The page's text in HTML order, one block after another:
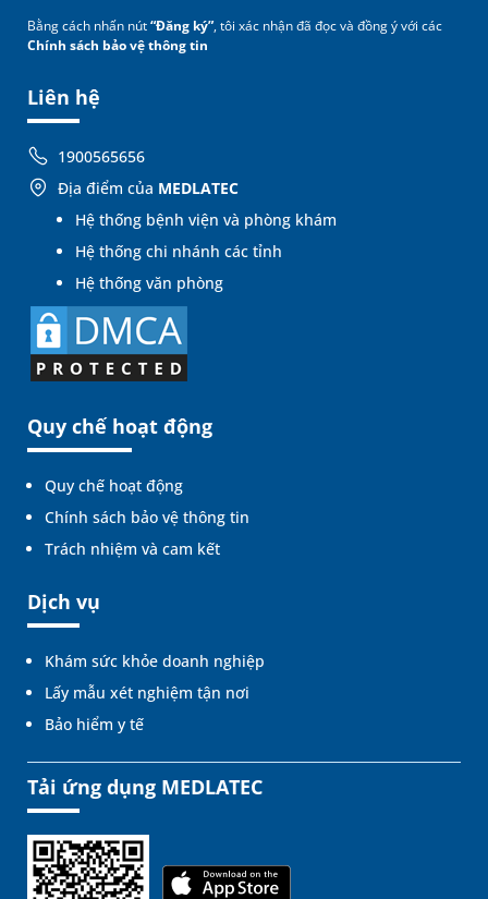
Liên hệ
1900565656
Địa điểm của MEDLATEC
Hệ thống bệnh viện và phòng khám
Hệ thống chi nhánh các tỉnh
Hệ thống văn phòng
Quy chế hoạt động
Quy chế hoạt động
Chính sách bảo vệ thông tin
Trách nhiệm và cam kết
Dịch vụ
Khám sức khỏe doanh nghiệp
Lấy mẫu xét nghiệm tận nơi
Bảo hiểm y tế
Bằng cách nhấn nút“Đăng ký”, tôi xác nhận đã đọc và đồng ý với các
Chính sách bảo vệ thông tin
Tải ứng dụng MEDLATEC